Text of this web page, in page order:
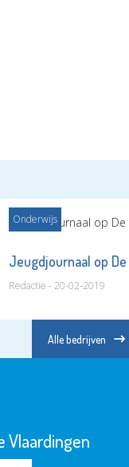
Onderwijs
Jeugdjournaal op
Redactie - 20-02-2019
Alle bedrijven
Vlaardingen